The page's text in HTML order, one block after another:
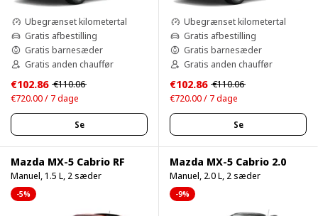
Ubegrænset kilometertal
Gratis afbestilling
Gratis barnesæder
Gratis anden chauffør
€102.86 €110.06
€720.00 / 7 dage
Se
Ubegrænset kilometertal
Gratis afbestilling
Gratis barnesæder
Gratis anden chauffør
€102.86 €110.06
€720.00 / 7 dage
Se
Mazda MX-5 Cabrio RF
Manuel, 1.5 L, 2 sæder
-5%
Mazda MX-5 Cabrio 2.0
Manuel, 2.0 L, 2 sæder
-9%